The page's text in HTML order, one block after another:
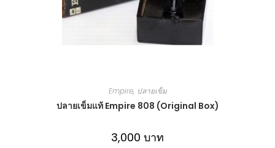
Empire, ปลายเข็ม
ปลายเข็มแท้ Empire 808 (Original Box)
3,000 บาท